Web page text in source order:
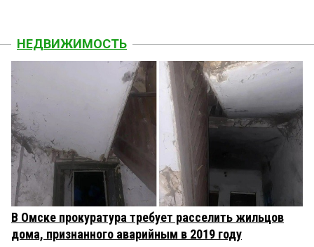
НЕДВИЖИМОСТЬ
В Омске прокуратура требует расселить жильцов
дома, признанного аварийным в 2019 году